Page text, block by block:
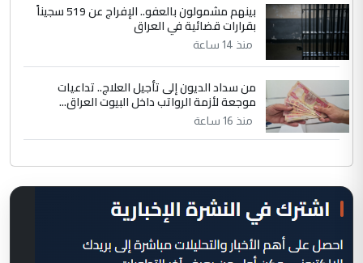
بينهم مشمولون بالعفو.. الإفراج عن 519 سجيناً
بقرارات قضائية في العراق
منذ 14 ساعة
من سداد الديون إلى تأجيل العلاج.. تداعيات
موجعة لأزمة الرواتب داخل البيوت العراق...
منذ 16 ساعة